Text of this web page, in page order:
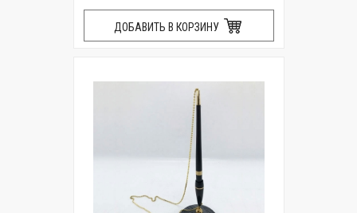
ДОБАВИТЬ В КОРЗИНУ